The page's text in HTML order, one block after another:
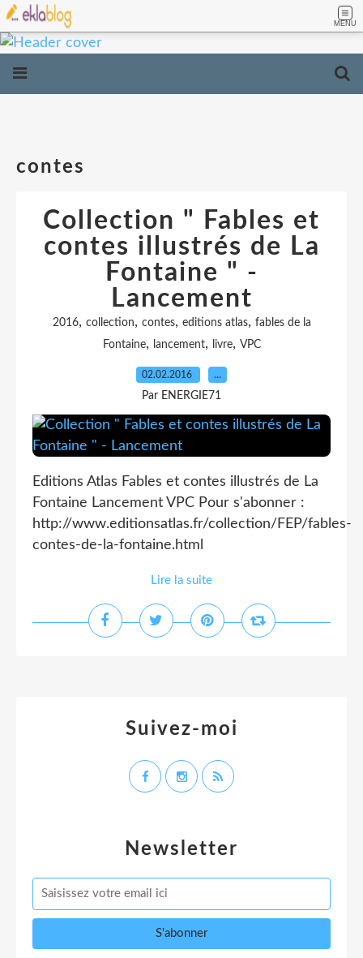
MENU
contes
Collection " Fables et
contes illustrés de La
Fontaine " -
Lancement
2016, collection, contes, editions atlas, fables de la
Fontaine, lancement, livre, VPC
02.02.2016 …
Par ENERGIE71
Editions Atlas Fables et contes illustrés de La
Fontaine Lancement VPC Pour s'abonner :
http://www.editionsatlas.fr/collection/FEP/fables-
contes-de-la-fontaine.html
Lire la suite
Newsletter
Suivez-moi